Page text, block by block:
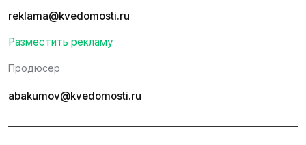
reklama@kvedomosti.ru
Разместить рекламу
Продюсер
abakumov@kvedomosti.ru